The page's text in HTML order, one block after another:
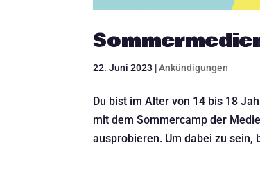
22. Juni 2023 |Ankündigungen
Du bist im Alter von 14 bis 18
mit dem Sommercamp der
ausprobieren. Um dabei zu sein,